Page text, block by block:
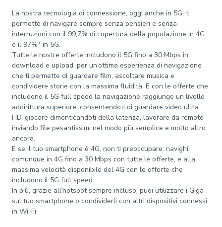
La nostra tecnologia di connessione, oggi anche in 5G, ti
permette di navigare sempre senza pensieri e senza
interruzioni con il 99,7% di copertura della popolazione in 4G
e il 97%* in 5G.
Tutte le nostre offerte includono il 5G fino a 30 Mbps in
download e upload, per un’ottima esperienza di navigazione
che ti permette di guardare film, ascoltare musica e
condividere storie con la massima fluidità. E con le offerte che
includono il 5G full speed la navigazione raggiunge un livello
addirittura superiore, consentendoti di guardare video ultra
HD, giocare dimenticandoti della latenza, lavorare da remoto
inviando file pesantissimi nel modo più semplice e molto altro
ancora.
E se il tuo smartphone è 4G, non ti preoccupare: navighi
comunque in 4G fino a 30 Mbps con tutte le offerte, e alla
massima velocità disponibile del 4G con le offerte che
includono il 5G full speed.
In più, grazie all’hotspot sempre incluso, puoi utilizzare i Giga
sul tuo smartphone o condividerli con altri dispositivi connessi
in Wi-Fi.